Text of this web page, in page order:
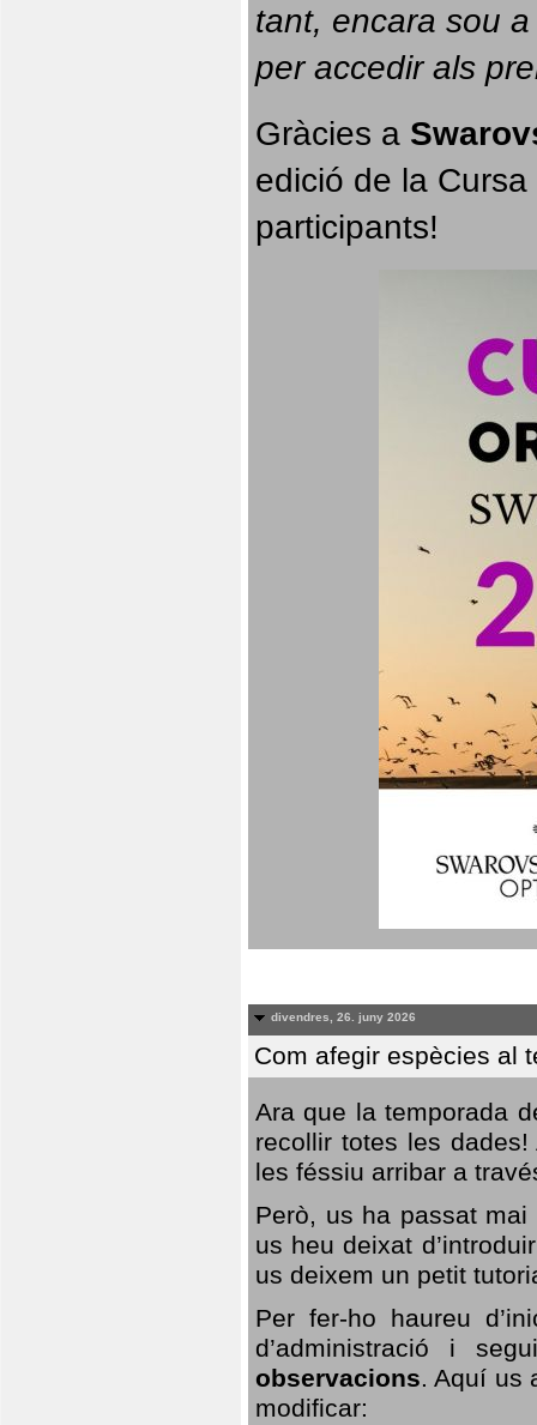
tant, encara sou
per accedir als
Gràcies a
edició de la
participants!
divendres, 26. juny 2026
Com afegir espècies al
Ara que la temporada
recollir totes les
les féssiu arribar a
Però, us ha passat
us heu deixat
us deixem un petit
Per fer-ho haureu
d’administració i
observacions. Aquí us
modificar: